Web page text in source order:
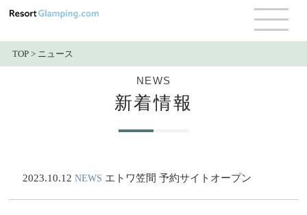
TOP > ニュース
NEWS
新着情報
2023.10.12 NEWS エトワ笠間 予約サイトオープン